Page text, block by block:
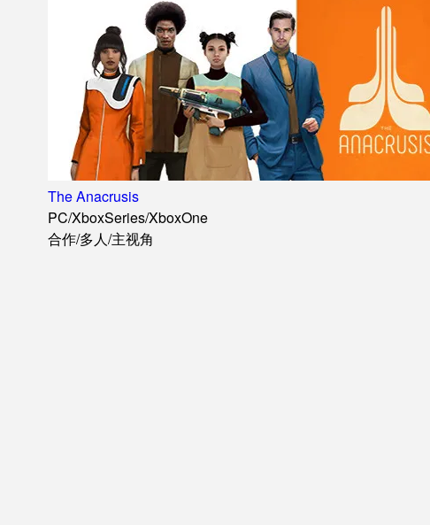
The Anacrusis
PC/XboxSeries/XboxOne
合作/多人/主视角